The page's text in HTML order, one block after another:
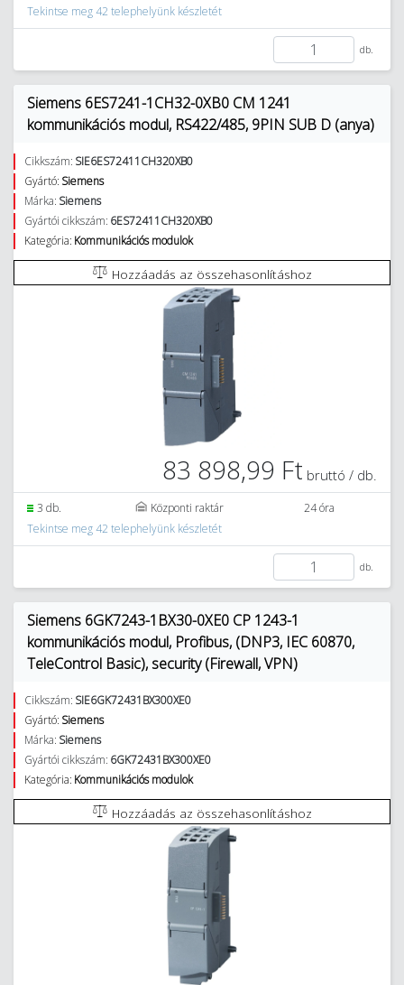
Tekintse meg 42 telephelyünk készletét
db.
Siemens 6ES7241-1CH32-0XB0 CM 1241
kommunikációs modul, RS422/485, 9PIN SUB D (anya)
Cikkszám: SIE6ES72411CH320XB0
Gyártó: Siemens
Márka: Siemens
Gyártói cikkszám: 6ES72411CH320XB0
Kategória: Kommunikációs modulok
Hozzáadás az összehasonlításhoz
83 898,99 Ft bruttó / db.
3 db. Központi raktár
24 óra
Tekintse meg 42 telephelyünk készletét
db.
Siemens 6GK7243-1BX30-0XE0 CP 1243-1
kommunikációs modul, Profibus, (DNP3, IEC 60870,
TeleControl Basic), security (Firewall, VPN)
Cikkszám: SIE6GK72431BX300XE0
Gyártó: Siemens
Márka: Siemens
Gyártói cikkszám: 6GK72431BX300XE0
Kategória: Kommunikációs modulok
Hozzáadás az összehasonlításhoz